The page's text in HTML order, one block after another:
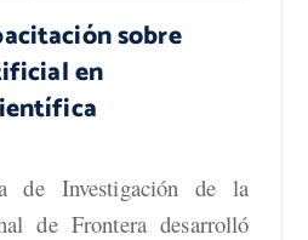
sobre
en
de Investigación de la
de Frontera desarrolló